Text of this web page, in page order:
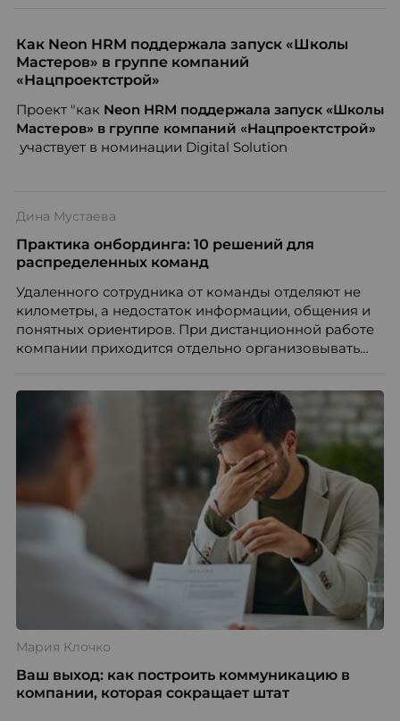
кадровых ошибок. В этой статье Марина Ускова,
руководитель отдела подбора персонала
рекрутинговой компании, разбирает самые
почему устаревшие представления мешают
бизнесу находить и удерживать сильных
сотрудников.
Как Neon HRM поддержала запуск «Школы
Мастеров» в группе компаний
«Нацпроектстрой»
Проект "какNeon HRM поддержала запуск «Школы
Мастеров» в группе компаний «Нацпроектстрой»
участвует в номинации Digital Solution
Дина Мустаева
Практика онбординга: 10 решений для
распределенных команд
Удаленного сотрудника от команды отделяют не
километры, а недостаток информации, общения и
понятных ориентиров. При дистанционной работе
компании приходится отдельно организовывать
по работе с персоналом Инфомаксимум,
рассказывает, как выстроить адаптацию
распределенной команды без лишнего контроля и
Мария Клочко
Ваш выход: как построить коммуникацию в
компании, которая сокращает штат